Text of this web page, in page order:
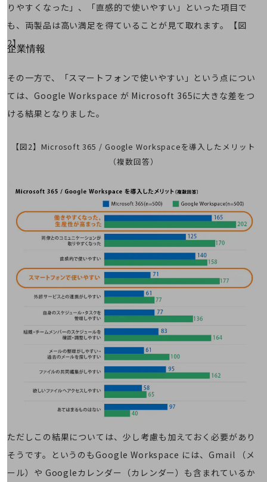
別ウィンドウで開きます
企業情報
会社案内
組織
社長からのご挨拶
グループ会社
会社案内パンフレット
ニュースルーム
ニュースルームTOP
ニュースリリース
地域からの発表
お知らせ
社外からの評価実績
サステナビリティTOP
NTTドコモビジネスグループのサステナビリティ
サステナビリティ基本方針
サステナビリティレポート
経営情報
りやすくなった」、「直感的で使いやすい」といった項目で
も、両製品は高い満足を得ていることが見て取れます。【図
2】
その一方で、「スマートフォンで使いやすい」という点につい
ては、Google Workspace が Microsoft 365に大きな差をつ
ける結果となりました。
【図2】Microsoft 365 / Google Workspaceを導入したメリット
（複数回答）
ただしこの結果については、少し考慮も加えておく必要があり
そうです。というのもGoogle Workspace には、Gmail （メ
ール）や Googleカレンダー（カレンダー）も含まれているか